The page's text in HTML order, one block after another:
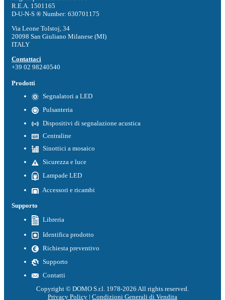
R.E.A. 1501165
D-U-N-S ® Number: 630701175
Via Leone Tolstoj, 34
20098 San Giuliano Milanese (MI)
ITALY
Contattaci
+39 02 98240540
Prodotti
Segnalatori a LED
Pulsanteria
Dispositivi di segnalazione acustica
Centraline
Sinottici a mosaico
Sicurezza e luce
Lampade LED
Accessori e ricambi
Supporto
Libreria
Identifica prodotto
Richiesta preventivo
Supporto
Contatti
Copyright © DOMO S.r.l. 1978-2026 All rights reserved.
Privacy Policy | Condizioni Generali di Vendita